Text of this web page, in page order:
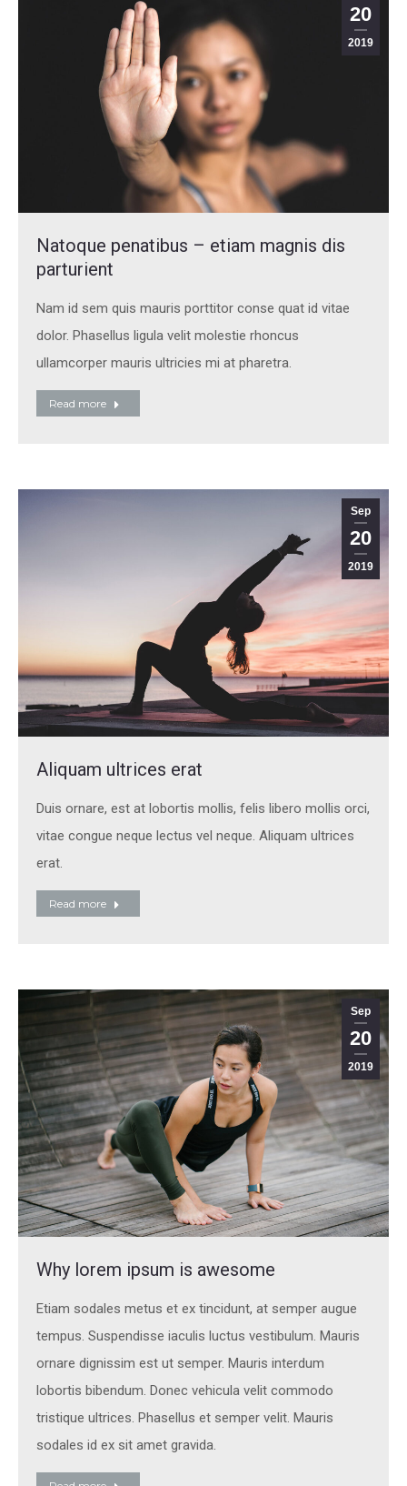
20
2019
Natoque penatibus – etiam magnis dis
parturient
Nam id sem quis mauris porttitor conse quat id vitae
dolor. Phasellus ligula velit molestie rhoncus
ullamcorper mauris ultricies mi at pharetra.
Read more
Sep
20
2019
Aliquam ultrices erat
Duis ornare, est at lobortis mollis, felis libero mollis orci,
vitae congue neque lectus vel neque. Aliquam ultrices
erat.
Read more
Sep
20
2019
Why lorem ipsum is awesome
Etiam sodales metus et ex tincidunt, at semper augue
tempus. Suspendisse iaculis luctus vestibulum. Mauris
ornare dignissim est ut semper. Mauris interdum
lobortis bibendum. Donec vehicula velit commodo
tristique ultrices. Phasellus et semper velit. Mauris
sodales id ex sit amet gravida.